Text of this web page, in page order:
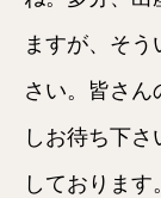
ますが、そ
さい。皆さ
しお待ち下
しております。